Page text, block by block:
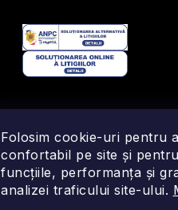
Folosim cookie-uri pentru
confortabil pe site și
funcțiile, performanța și
analizei traficului site-ului.
r
Drepturi de